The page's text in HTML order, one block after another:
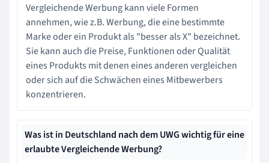
Vergleichende Werbung kann viele Formen
annehmen, wie z.B. Werbung, die eine bestimmte
Marke oder ein Produkt als "besser als X" bezeichnet.
Sie kann auch die Preise, Funktionen oder Qualität
eines Produkts mit denen eines anderen vergleichen
oder sich auf die Schwächen eines Mitbewerbers
konzentrieren.
Was ist in Deutschland nach dem UWG wichtig für eine
erlaubte Vergleichende Werbung?